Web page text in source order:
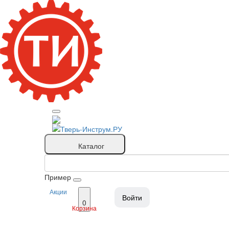
Каталог
Пример
Акции
0
Корзина
Войти